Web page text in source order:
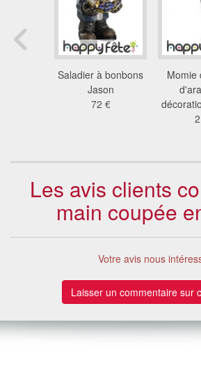
Saladier à bonbons
Jason
72 €
Momie
Les avis clients
main coupée
Votre avis nous
Laisser un commentaire sur